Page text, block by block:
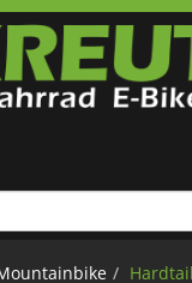
Hardtail